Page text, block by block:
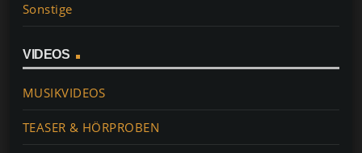
Sonstige
VIDEOS
MUSIKVIDEOS
TEASER & HÖRPROBEN